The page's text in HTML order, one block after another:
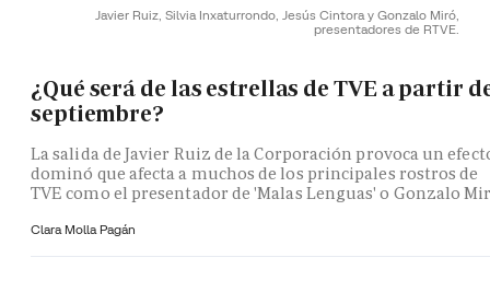
Javier Ruiz, Silvia Inxaturrondo, Jesús Cintora y Gonzalo Miró,
presentadores de RTVE.
¿Qué será de las estrellas de TVE a partir
septiembre?
La salida de Javier Ruiz de la Corporación provoca un
dominó que afecta a muchos de los principales rostros de
TVE como el presentador de 'Malas Lenguas' o Gonzalo
Clara Molla Pagán